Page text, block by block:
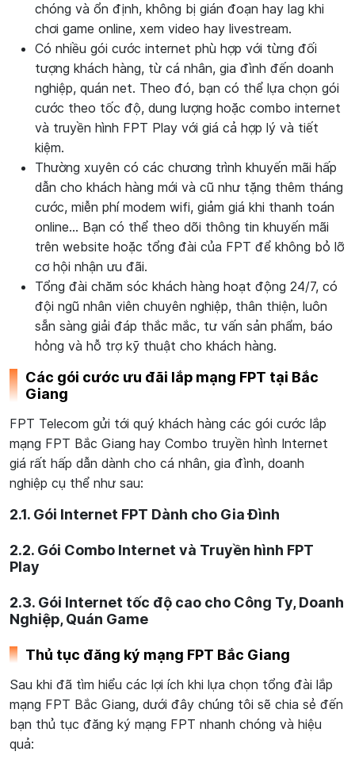
chóng và ổn định, không bị gián đoạn hay lag khi
chơi game online, xem video hay livestream.
Có nhiều gói cước internet phù hợp với từng đối
tượng khách hàng, từ cá nhân, gia đình đến doanh
nghiệp, quán net. Theo đó, bạn có thể lựa chọn gói
cước theo tốc độ, dung lượng hoặc combo internet
và truyền hình FPT Play với giá cả hợp lý và tiết
kiệm.
Thường xuyên có các chương trình khuyến mãi hấp
dẫn cho khách hàng mới và cũ như tặng thêm tháng
cước, miễn phí modem wifi, giảm giá khi thanh toán
online… Bạn có thể theo dõi thông tin khuyến mãi
trên website hoặc tổng đài của FPT để không bỏ lỡ
cơ hội nhận ưu đãi.
Tổng đài chăm sóc khách hàng hoạt động 24/7, có
đội ngũ nhân viên chuyên nghiệp, thân thiện, luôn
sẵn sàng giải đáp thắc mắc, tư vấn sản phẩm, báo
hỏng và hỗ trợ kỹ thuật cho khách hàng.
Các gói cước ưu đãi lắp mạng FPT tại Bắc
Giang
FPT Telecom gửi tới quý khách hàng các gói cước lắp
mạng FPT Bắc Giang hay Combo truyền hình Internet
giá rất hấp dẫn dành cho cá nhân, gia đình, doanh
nghiệp cụ thể như sau:
2.1. Gói Internet FPT Dành cho Gia Đình
2.2. Gói Combo Internet và Truyền hình FPT
Play
2.3. Gói Internet tốc độ cao cho Công Ty, Doanh
Nghiệp, Quán Game
Thủ tục đăng ký mạng FPT Bắc Giang
Sau khi đã tìm hiểu các lợi ích khi lựa chọn tổng đài lắp
mạng FPT Bắc Giang, dưới đây chúng tôi sẽ chia sẻ đến
bạn thủ tục đăng ký mạng FPT nhanh chóng và hiệu
quả: